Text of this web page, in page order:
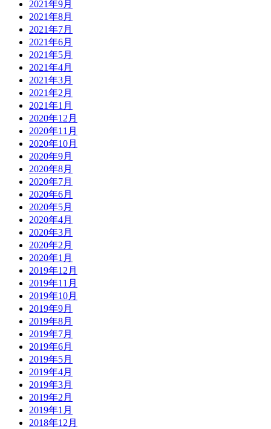
2021年9月
2021年8月
2021年7月
2021年6月
2021年5月
2021年4月
2021年3月
2021年2月
2021年1月
2020年12月
2020年11月
2020年10月
2020年9月
2020年8月
2020年7月
2020年6月
2020年5月
2020年4月
2020年3月
2020年2月
2020年1月
2019年12月
2019年11月
2019年10月
2019年9月
2019年8月
2019年7月
2019年6月
2019年5月
2019年4月
2019年3月
2019年2月
2019年1月
2018年12月